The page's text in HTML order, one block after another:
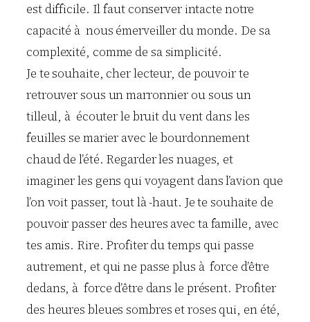
est difficile. Il faut conserver intacte notre
capacité à nous émerveiller du monde. De sa
complexité, comme de sa simplicité.
Je te souhaite, cher lecteur, de pouvoir te
retrouver sous un marronnier ou sous un
tilleul, à écouter le bruit du vent dans les
feuilles se marier avec le bourdonnement
chaud de l’été. Regarder les nuages, et
imaginer les gens qui voyagent dans l’avion que
l’on voit passer, tout là -haut. Je te souhaite de
pouvoir passer des heures avec ta famille, avec
tes amis. Rire. Profiter du temps qui passe
autrement, et qui ne passe plus à force d’être
dedans, à force d’être dans le présent. Profiter
des heures bleues sombres et roses qui, en été,